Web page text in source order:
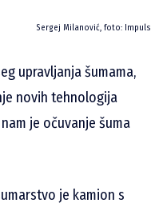
Sergej Milanović, foto: Impuls
upravljanja šumama,
novih tehnologija
je očuvanje šuma
je kamion s